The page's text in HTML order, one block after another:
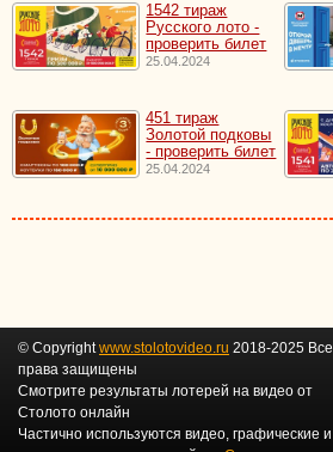
1542 тираж
Русского лото -
проверить билет
25.04.2024
451 тираж
Золотой подковы
- проверить билет
25.04.2024
© Copyrightwww.stolotovideo.ru 2018-2025 Все
права защищены
Смотрите результаты лотерей на видео от
Столото онлайн
Частично используются видео, графические и